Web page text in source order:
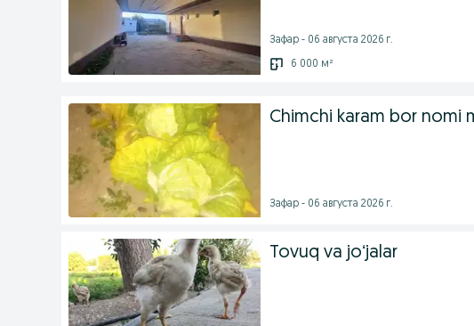
Зафар - 06 августа 2026 г.
6 000 м²
Chimchi karam bor nomi
Зафар - 06 августа 2026 г.
Tovuq va joʻjalar